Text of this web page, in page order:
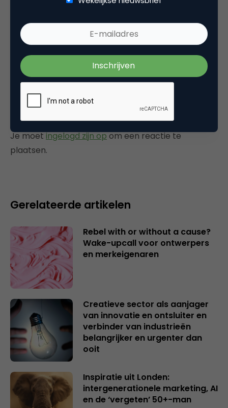
Tags
event
Plaats reactie
Je moetingelogd zijn opom een reactie te
plaatsen.
Gerelateerde artikelen
Rebel with or without a cause?
Wake-upcall voor ontwerpers
en merkeigenaren
Creatieve sector als aanjager
van innovatie en ontsluiter en
verbinder van industrieën
belangrijker en urgenter dan
ooit
Inspiratie uit Londen:
intergenerationele marketing, AI
en de ‘vergeten’ 50+-man